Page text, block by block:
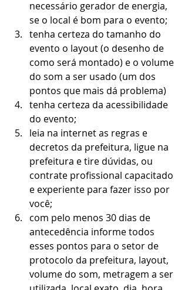
necessário gerador de energia,
se o local é bom para o evento;
tenha certeza do tamanho do
evento o layout (o desenho de
como será montado) e o volume
do som a ser usado (um dos
pontos que mais dá problema)
tenha certeza da acessibilidade
do evento;
leia na internet as regras e
decretos da prefeitura, ligue na
prefeitura e tire dúvidas, ou
contrate profissional capacitado
e experiente para fazer isso por
você;
com pelo menos 30 dias de
antecedência informe todos
esses pontos para o setor de
protocolo da prefeitura, layout,
volume do som, metragem a ser